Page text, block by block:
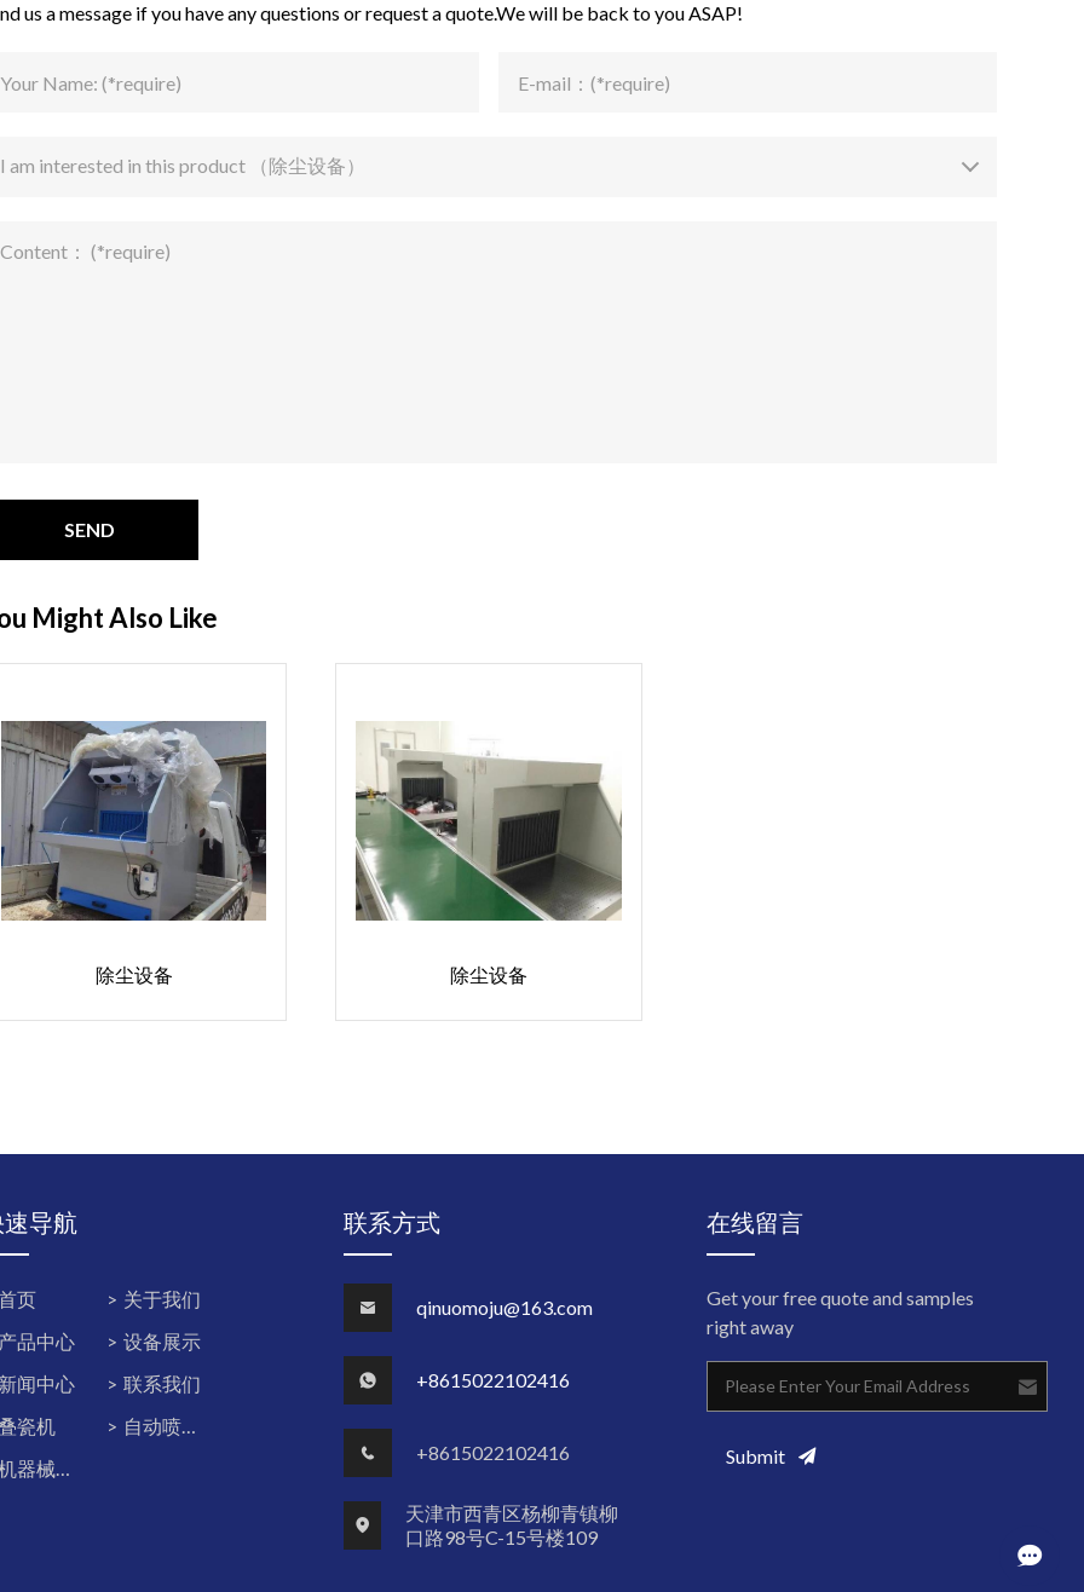
us a message if you have any questions or request a quote.We will be back to you ASAP!
SEND
Might Also Like
除尘设备 除尘设备
导航
页
关于我们
品中心
设备展示
闻中心
联系我们
瓷机
自动喷胶机
机器械人&ProMix PD2K双组份系统
联系方式
qinuomoju@163.com
+8615022102416
+8615022102416
天津市西青区杨柳青镇柳
口路98号C-15号楼109
在线留言
Get your free quote and samples
right away
Submit